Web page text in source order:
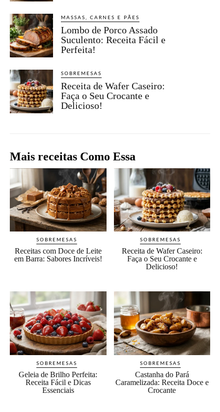
MASSAS, CARNES E PÃES
Lombo de Porco Assado
Suculento: Receita Fácil e
Perfeita!
SOBREMESAS
Receita de Wafer Caseiro:
Faça o Seu Crocante e
Delicioso!
Mais receitas Como Essa
SOBREMESAS
Receitas com Doce de Leite
em Barra: Sabores Incríveis!
SOBREMESAS
Receita de Wafer Caseiro:
Faça o Seu Crocante e
Delicioso!
SOBREMESAS
Geleia de Brilho Perfeita:
Receita Fácil e Dicas
Essenciais
SOBREMESAS
Castanha do Pará
Caramelizada: Receita Doce e
Crocante